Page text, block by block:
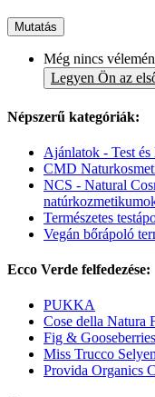
Mutatás
Még nincs
Legyen Ön az
Népszerű kategóriák:
Ajánlatok - Test és
CMD
NCS - Natural
Természetes
Vegán bőrápoló
Ecco Verde felfedezése:
PUKKA
Cose della Natura
Fig &
Miss Trucco
Provida Organics